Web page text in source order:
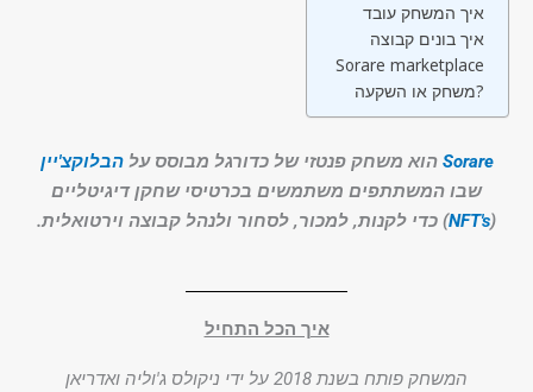
איך המשחק עובד
איך בונים קבוצה
Sorare marketplace
משחק או השקעה?
Sorare הוא משחק פנטזי של כדורגל מבוסס עלהבלוקצ'יין
שבו המשתתפים משתמשים בכרטיסי שחקן דיגיטליים
(
NFT's) כדי לקנות, למכור, לסחור ולנהל קבוצה וירטואלית.
איך הכל התחיל
המשחק פותח בשנת 2018 על ידי ניקולס ג'וליה ואדריאן